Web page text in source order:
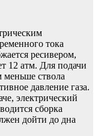
тока
ресивером,
12 атм. Для подачи
меньше ствола
давление газа.
электрический
сборка
дойти до дна